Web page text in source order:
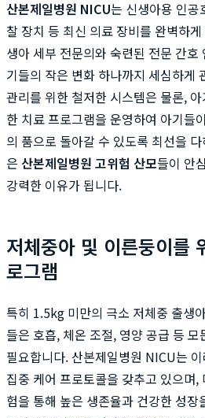
산본제일병원 NICU는 신생아용 인공
찰 장치 등 최신 의료 장비를 완벽하
생아 세부 전문의와 숙련된 전문 간
기들의 작은 변화 하나까지 세심하게
관리를 위한 철저한 시스템은 물론,
한 치료 프로그램을 운영하여 아기들
의 품으로 돌아갈 수 있도록 최선을
은 산본제일병원 고위험 산모들이 안
강력한 이유가 됩니다.
저체중아 및 이른둥이를
로그램
특히 1.5kg 미만의 극소 저체중 출생
들은 호흡, 체온 조절, 영양 공급 등
필요합니다. 산본제일병원 NICU는
집중 케어 프로토콜을 갖추고 있으며,
험을 통해 높은 생존율과 건강한 성